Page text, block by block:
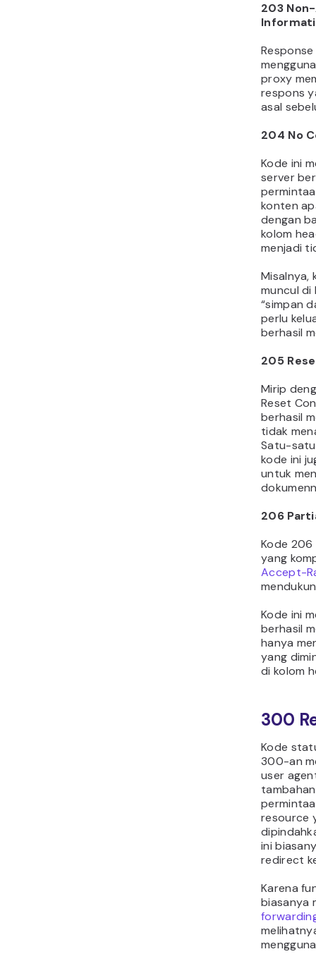
203
proxy
respons
asal
204 No
Kode ini
server
konten
dengan
kolom
menjadi
Misalnya,
muncul di
“simpan
perlu
berhasil
205
Mirip
Reset
berhasil
tidak
Satu-
kode ini
untuk
206
Kode
yang
Accept-
Kode ini
berhasil
hanya
yang
di kolom
300
Kode
300-an
user
resource
ini
redirect
Karena
biasanya